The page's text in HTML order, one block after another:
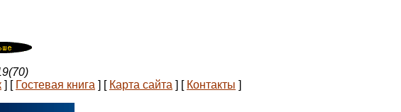
] [ Гостевая книга ] [ Карта сайта ] [ Контакты ]